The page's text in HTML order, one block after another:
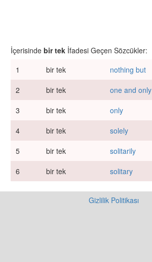
İçerisinde bir tek İfadesi Geçen Sözcükler:
1
bir tek
nothing but
2
bir tek
one and only
3
bir tek
only
4
bir tek
solely
5
bir tek
solitarily
6
bir tek solitary
Gizlilik Politikası